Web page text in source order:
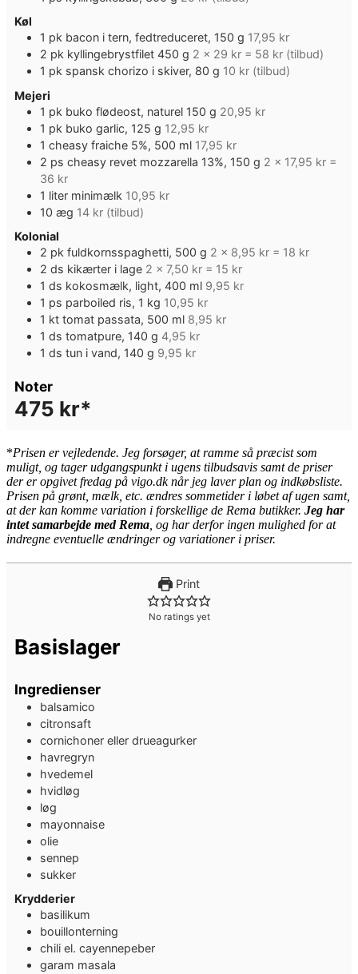
Køl
1 pk bacon i tern, fedtreduceret, 150 g 17,95 kr
2 pk kyllingebrystfilet 450 g 2 x 29 kr = 58 kr (tilbud)
1 pk spansk chorizo i skiver, 80 g 10 kr (tilbud)
Mejeri
1 pk buko flødeost, naturel 150 g 20,95 kr
1 pk buko garlic, 125 g 12,95 kr
1 cheasy fraiche 5%, 500 ml 17,95 kr
2 ps cheasy revet mozzarella 13%, 150 g 2 x 17,95 kr =
36 kr
1 liter minimælk 10,95 kr
10 æg 14 kr (tilbud)
Kolonial
2 pk fuldkornsspaghetti, 500 g 2 x 8,95 kr = 18 kr
2 ds kikærter i lage 2 x 7,50 kr = 15 kr
1 ds kokosmælk, light, 400 ml 9,95 kr
1 ps parboiled ris, 1 kg 10,95 kr
1 kt tomat passata, 500 ml 8,95 kr
1 ds tomatpure, 140 g 4,95 kr
1 ds tun i vand, 140 g 9,95 kr
Noter
475 kr*
*Prisen er vejledende. Jeg forsøger, at ramme så præcist som
muligt, og tager udgangspunkt i ugens tilbudsavis samt de priser
der er opgivet fredag på vigo.dk når jeg laver plan og indkøbsliste.
Prisen på grønt, mælk, etc. ændres sommetider i løbet af ugen samt,
at der kan komme variation i forskellige de Rema butikker. Jeg har
intet samarbejde med Rema , og har derfor ingen mulighed for at
indregne eventuelle ændringer og variationer i priser.
Print
No ratings yet
Basislager
Ingredienser
balsamico
citronsaft
cornichoner eller drueagurker
havregryn
hvedemel
hvidløg
løg
mayonnaise
olie
sennep
sukker
Krydderier
basilikum
bouillonterning
chili el. cayennepeber
garam masala